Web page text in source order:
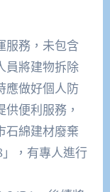
服務，未包含
員將建物拆除
應做好個人防
便利服務，
石綿建材廢棄
，有專人進行